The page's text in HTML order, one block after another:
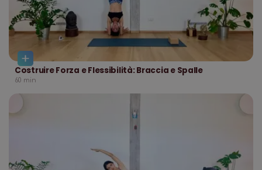
Costruire Forza e Flessibilità: Braccia e Spalle
60 min